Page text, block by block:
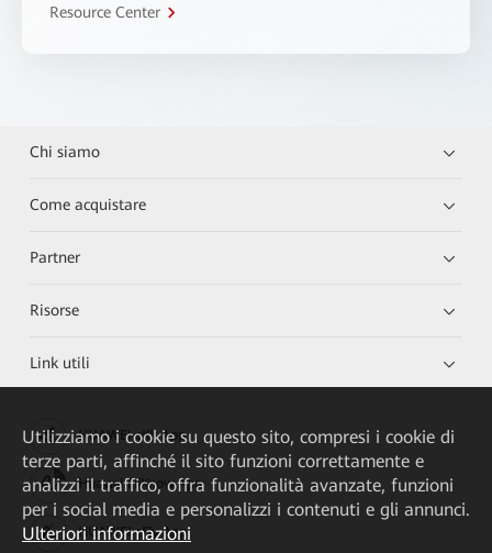
Resource Center
Chi siamo
Come acquistare
Partner
Risorse
Link utili
HUAWEI eKit App
Huawei HiKnow App
HUAWEI eFly App
Utilizziamo i cookie su questo sito, compresi i cookie di
terze parti, affinché il sito funzioni correttamente e
analizzi il traffico, offra funzionalità avanzate, funzioni
per i social media e personalizzi i contenuti e gli annunci.
Ulteriori informazioni